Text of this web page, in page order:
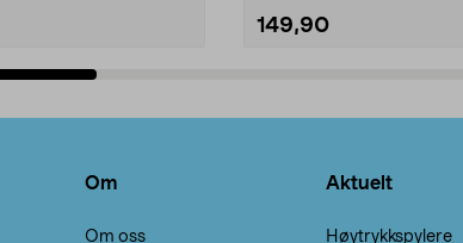
149,90
Om
Om oss
Aktuelt
Høytrykkspylere